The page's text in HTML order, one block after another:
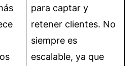
para captar y
retener clientes. No
siempre es
escalable, ya que